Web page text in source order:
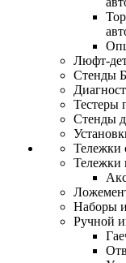
Люфт-
Стенды
Тестеры
Стенды
Тележки
Тележки
Наборы
Ручной